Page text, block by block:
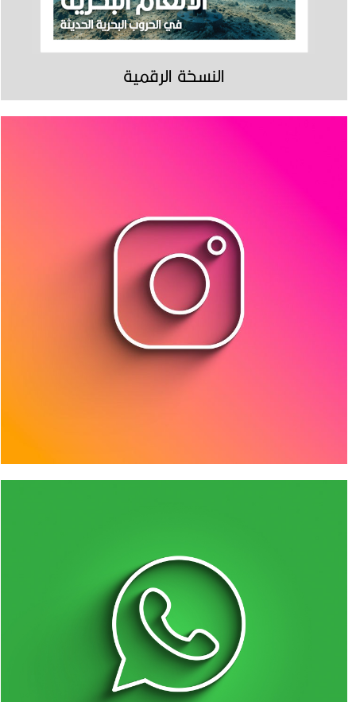
النسخة الرقمية